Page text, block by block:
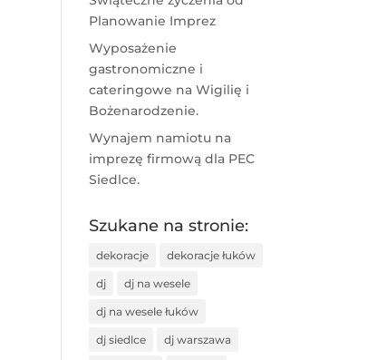
Planowanie Imprez
Wyposażenie
gastronomiczne i
cateringowe na Wigilię i
Bożenarodzenie.
Wynajem namiotu na
imprezę firmową dla PEC
Siedlce.
Szukane na stronie:
dekoracje dekoracje łuków
dj dj na wesele
dj na wesele łuków
dj siedlce dj warszawa